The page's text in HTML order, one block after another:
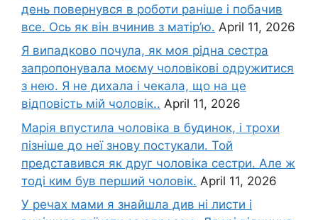
день повернувся в роботи раніше і побачив
все. Ось як він вчинив з матір’ю. April 11, 2026
Я випадково почула, як моя рідна сестра
запропонувала моєму чоловікові одружитися
з нею. Я не дихала і чекала, що на це
відповість мій чоловік.. April 11, 2026
Марія впустила чоловіка в будинок, і трохи
пізніше до неї знову постукали. Той
представився як друг чоловіка сестри. Але ж
тоді ким був перший чоловік. April 11, 2026
У речах мами я знайшла див ні листи і